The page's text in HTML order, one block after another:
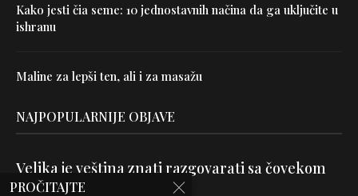
Kako jesti čia seme: 10 jednostavnih načina da ga uključite u
ishranu
Maline za lepši ten, ali i za masažu
NAJPOPULARNIJE OBJAVE
Velika je veština znati razgovarati sa čovekom
PROČITAJTE